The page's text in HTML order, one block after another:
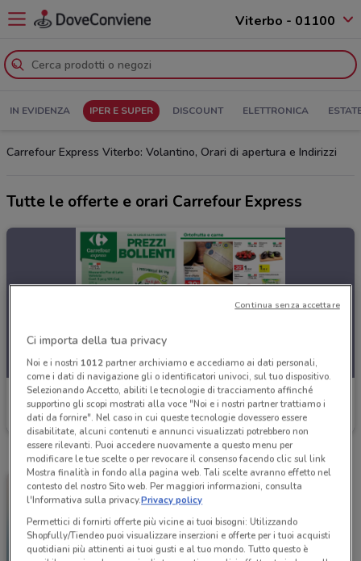
Viterbo - 01100
IN EVIDENZA IPER E SUPER DISCOUNT ELETTRONICA
Carrefour Express Viterbo: Volantino, Orari di apertura e Indirizzi
Tutte le offerte e orari Carrefour Express
Carrefour Express
Scade martedì
Ci importa della tua privacy
Noi e i nostri 1012partner archiviamo e accediamo ai dati personali,
come i dati di navigazione gli o identificatori univoci, sul tuo dispositivo.
Selezionando Accetto, abiliti le tecnologie di tracciamento affinché
supportino gli scopi mostrati alla voce "Noi e i nostri partner trattiamo i
dati da fornire". Nel caso in cui queste tecnologie dovessero essere
disabilitate, alcuni contenuti e annunci visualizzati potrebbero non
essere rilevanti. Puoi accedere nuovamente a questo menu per
modificare le tue scelte o per revocare il consenso facendo clic sul link
Mostra finalità in fondo alla pagina web. Tali scelte avranno effetto nel
contesto del nostro Sito web. Per maggiori informazioni, consulta
l'Informativa sulla privacy.Privacy policy
Permettici di fornirti offerte più vicine ai tuoi bisogni: Utilizzando
Shopfully/Tiendeo puoi visualizzare inserzioni e offerte per i tuoi acquisti
quotidiani più attinenti ai tuoi gusti e al tuo mondo. Tutto questo è
Continua senza accettare